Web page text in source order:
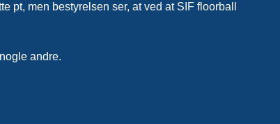
pt, men bestyrelsen ser, at ved at SIF floorball
andre.